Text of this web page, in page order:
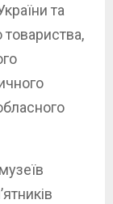
та
товариства,